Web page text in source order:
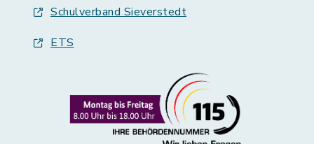
Schulverband Sieverstedt
ETS